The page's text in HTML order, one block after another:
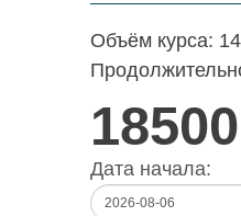
Объём курса:
Дата начала: